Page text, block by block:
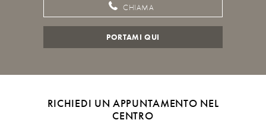
CHIAMA
PORTAMI QUI
RICHIEDI UN APPUNTAMENTO NEL
CENTRO